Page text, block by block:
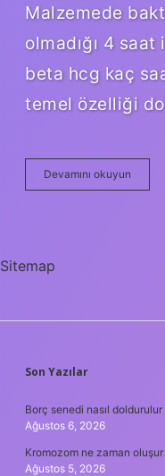
Malzemede
olmadığı 4
beta hcg kaç
temel özelliği
Devamını okuyun
Sonucu
Sitemap
SIDEBAR
Son Yazılar
Borç senedi nasıl doldurulur
Ağustos 6, 2026
Kromozom ne zaman oluşur
Ağustos 5, 2026